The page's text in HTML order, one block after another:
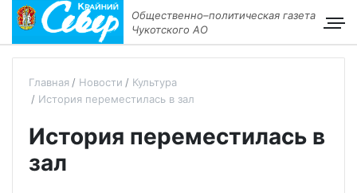
Общественно–политическая газета
Чукотского АО
Главная Новости
Культура
История переместилась в зал
История переместилась в
зал